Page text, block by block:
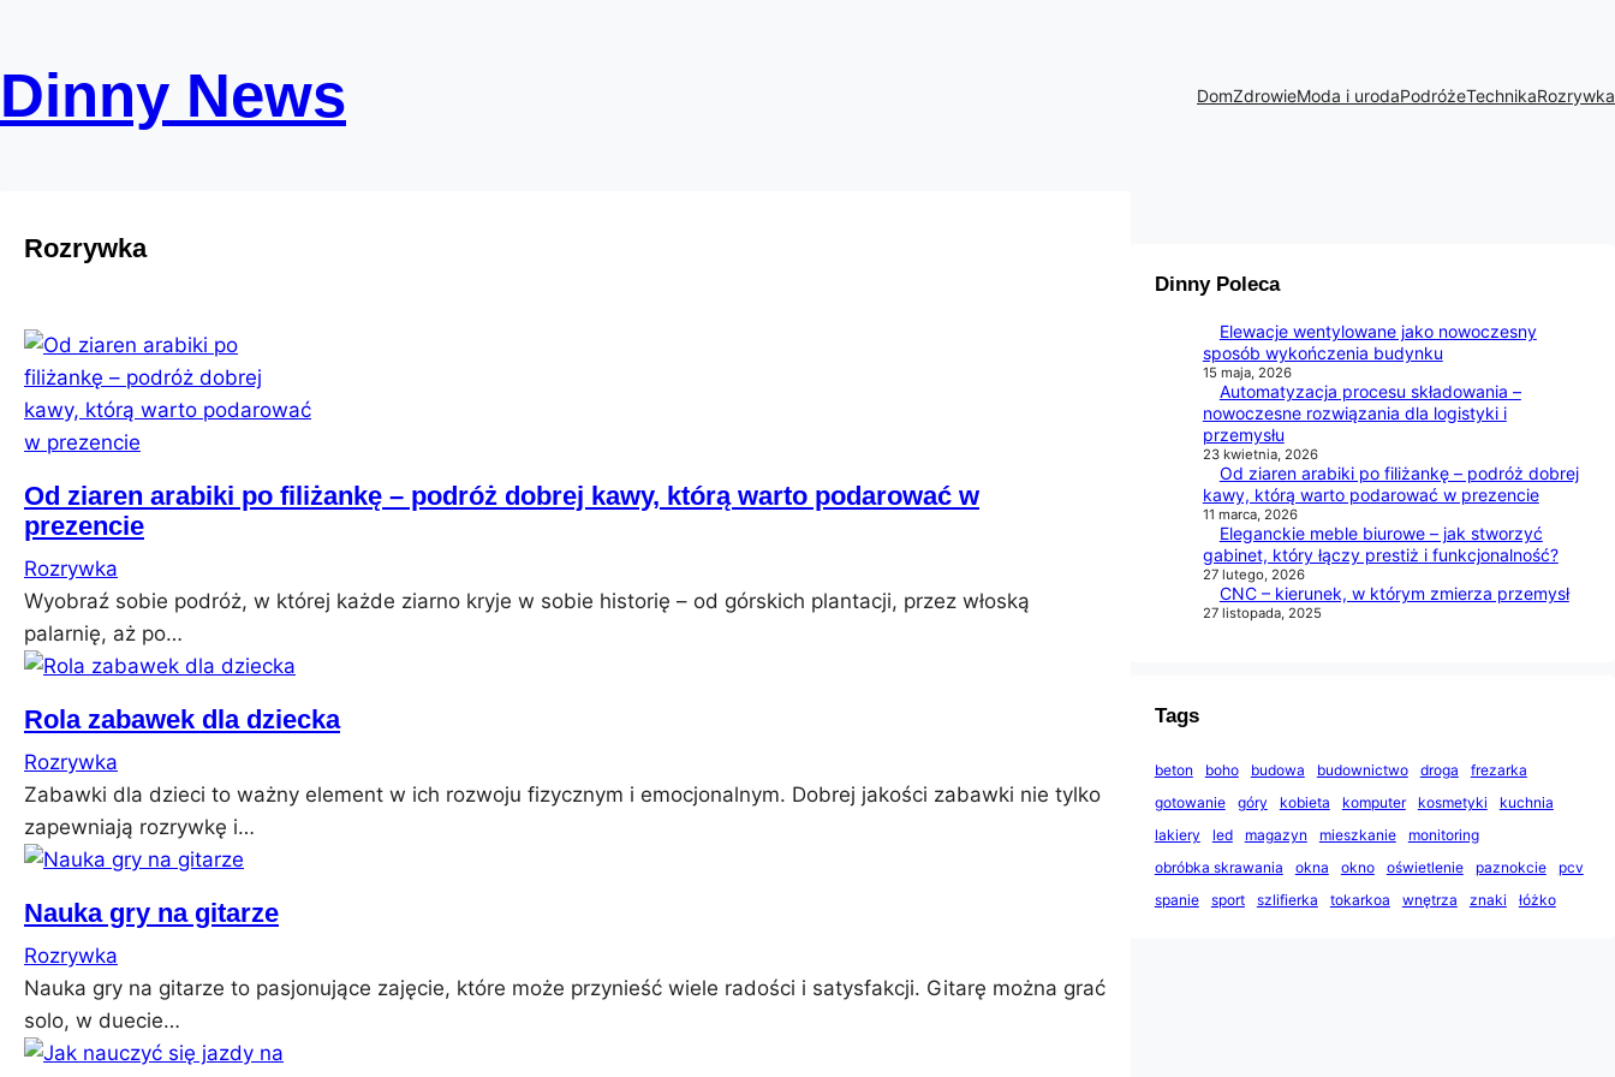
content
Dinny News DomZdrowieModa i urodaPodróżeTechnikaRozrywka
Rozrywka
Od ziaren arabiki po filiżankę – podróż dobrej kawy, którą warto podarować w
prezencie
Rozrywka
Wyobraź sobie podróż, w której każde ziarno kryje w sobie historię – od górskich plantacji, przez włoską
palarnię, aż po…
Rola zabawek dla dziecka
Rozrywka
Zabawki dla dzieci to ważny element w ich rozwoju fizycznym i emocjonalnym. Dobrej jakości zabawki nie tylko
zapewniają rozrywkę i…
Nauka gry na gitarze
Rozrywka
Nauka gry na gitarze to pasjonujące zajęcie, które może przynieść wiele radości i satysfakcji. Gitarę można grać
solo, w duecie…
Dinny Poleca
Elewacje wentylowane jako nowoczesny
sposób wykończenia budynku
15 maja, 2026
Automatyzacja procesu składowania –
nowoczesne rozwiązania dla logistyki i
przemysłu
23 kwietnia, 2026
Od ziaren arabiki po filiżankę – podróż dobrej
kawy, którą warto podarować w prezencie
11 marca, 2026
Eleganckie meble biurowe – jak stworzyć
gabinet, który łączy prestiż i funkcjonalność?
27 lutego, 2026
CNC – kierunek, w którym zmierza przemysł
27 listopada, 2025
Tags
beton boho budowa budownictwo droga
frezarka
gotowanie
góry kobieta komputer kosmetyki
kuchnia
lakiery
led magazyn mieszkanie
monitoring
obróbka skrawania
okna okno oświetlenie paznokcie
pcv
spanie
sport szlifierka tokarkoa wnętrza znaki łóżko